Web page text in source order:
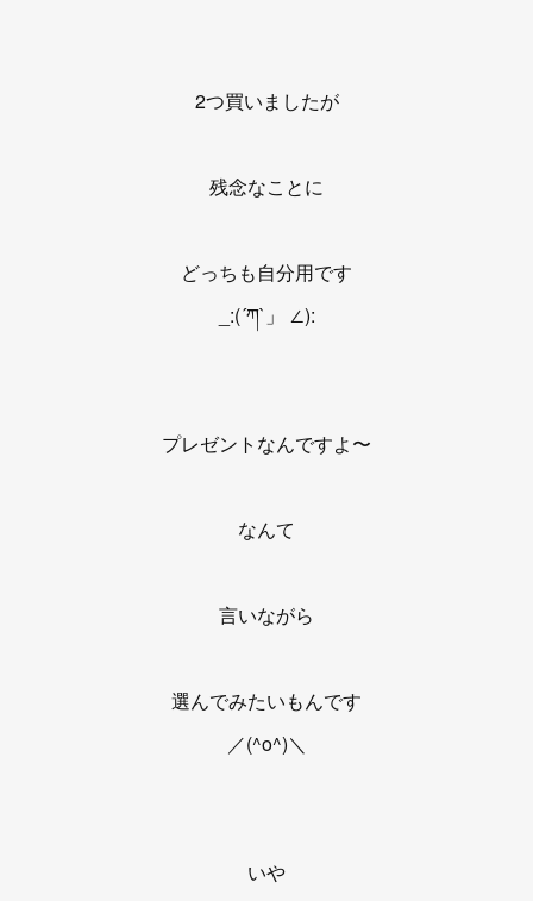
2つ買いましたが
残念なことに
どっちも自分用です
_:(´ཀ`」 ∠):
プレゼントなんですよ〜
なんて
言いながら
選んでみたいもんです
／(^o^)＼
いや